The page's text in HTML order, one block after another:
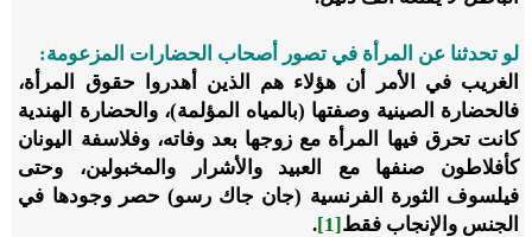
لو تحدثنا عن المرأة في تصور أصحاب الحضارات المزعومة:
الغريب في الأمر أن هؤلاء هم الذين أهدروا حقوق المرأة،
فالحضارة الصينية وصفتها (بالمياه المؤلمة)، والحضارة الهندية
كانت تحرق فيها المرأة مع زوجها بعد وفاته، وفلاسفة اليونان
كأفلاطون صنفها مع العبيد والأشرار والمخبولين، وحتى
فيلسوف الثورة الفرنسية (جان جاك رسو) حصر وجودها في
الجنس والإنجاب فقط[1]
.